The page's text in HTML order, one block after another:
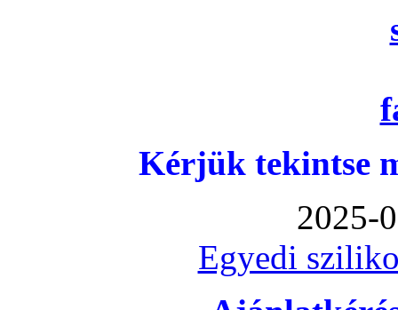
Kérjük tekintse
2025-
Egyedi